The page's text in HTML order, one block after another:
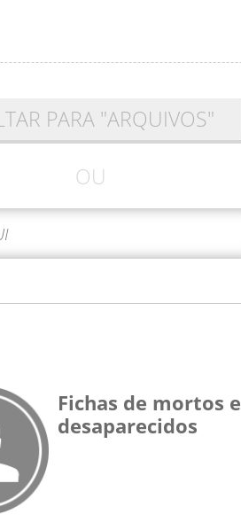
PARA "ARQUIVOS"
OU
Fichas de mortos e
desaparecidos